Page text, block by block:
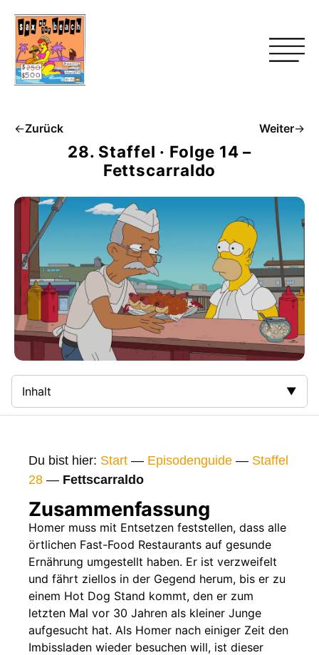
←Zurück Weiter→
28. Staffel · Folge 14 –
Fettscarraldo
Inhalt
Zusammenfassung
Gags
Gaststars
Fakten
Sendetermine
Nächste / Vorherige Folge
Du bist hier: Start — Episodenguide — Staffel
28 — Fettscarraldo
Zusammenfassung
Homer muss mit Entsetzen feststellen, dass alle
örtlichen Fast-Food Restaurants auf gesunde
Ernährung umgestellt haben. Er ist verzweifelt
und fährt ziellos in der Gegend herum, bis er zu
einem Hot Dog Stand kommt, den er zum
letzten Mal vor 30 Jahren als kleiner Junge
aufgesucht hat. Als Homer nach einiger Zeit den
Imbissladen wieder besuchen will, ist dieser